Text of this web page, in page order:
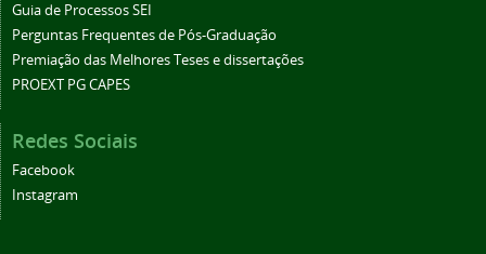
Guia de Processos SEI
Perguntas Frequentes de Pós-Graduação
Premiação das Melhores Teses e dissertações
PROEXT PG CAPES
Redes Sociais
Facebook
Instagram